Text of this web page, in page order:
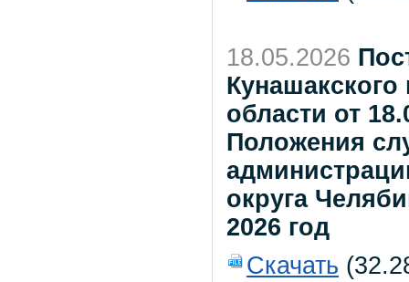
18.05.2026
области от
Положения
округа
2026 год
Скачать